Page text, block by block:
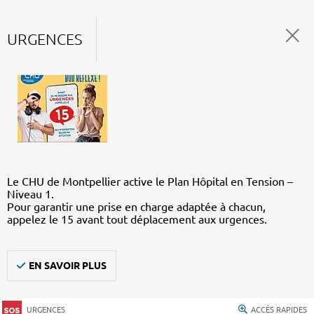
URGENCES
Le CHU de Montpellier active le Plan Hôpital en Tension –
Niveau 1.
Pour garantir une prise en charge adaptée à chacun,
appelez le 15 avant tout déplacement aux urgences.
EN SAVOIR PLUS
URGENCES ACCÈS RAPIDES